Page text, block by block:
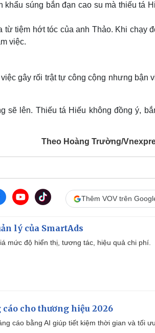
súng bắn đạn cao su mà thiếu tá
tiệm hớt tóc của anh Thảo. Khi chạy
việc.
gây rối trật tự công cộng nhưng bận
sẽ lên. Thiếu tá Hiếu không đồng ý,
Theo Hoàng Trường/
Thêm VOV trên
lý của SmartAds
mức độ hiển thị, tương tác, hiệu quả chi phí.
cáo cho thương hiệu 2026
cáo bằng AI giúp tiết kiệm thời gian và tối ưu.